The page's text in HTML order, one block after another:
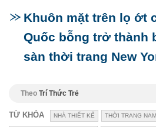
Khuôn mặt trên lọ ớt
Quốc bỗng trở thành
sàn thời trang New
Theo Trí Thức Trẻ
TỪ KHÓA NHÀ THIẾT KẾ THỜI TRANG NAM